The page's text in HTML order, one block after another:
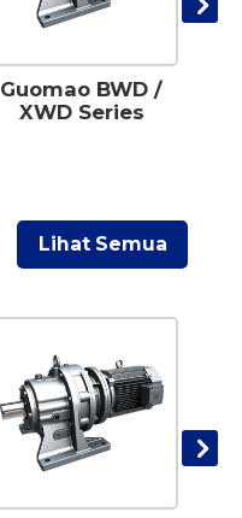
Guomao BWD /
XWD Series
Lihat Semua